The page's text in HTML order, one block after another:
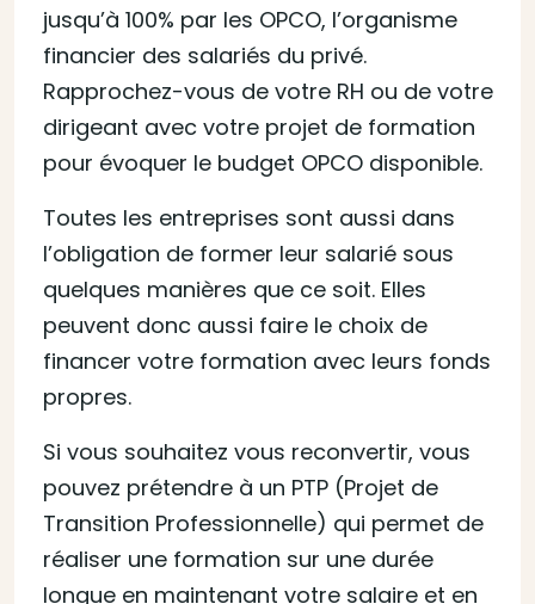
jusqu’à 100% par les OPCO, l’organisme
financier des salariés du privé.
Rapprochez-vous de votre RH ou de votre
dirigeant avec votre projet de formation
pour évoquer le budget OPCO disponible.
Toutes les entreprises sont aussi dans
l’obligation de former leur salarié sous
quelques manières que ce soit. Elles
peuvent donc aussi faire le choix de
financer votre formation avec leurs fonds
propres.
Si vous souhaitez vous reconvertir, vous
pouvez prétendre à un PTP (Projet de
Transition Professionnelle) qui permet de
réaliser une formation sur une durée
longue en maintenant votre salaire et en